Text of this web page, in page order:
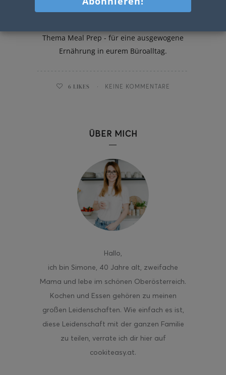
In diesem Workshop bekommst du und
Thema Meal Prep - für eine ausgewogene
Ernährung in eurem Büroalltag.
6 LIKES KEINE KOMMENTARE
ÜBER MICH
Hallo,
ich bin Simone, 40 Jahre alt, zweifache
Mama und lebe im schönen Oberösterreich.
Kochen und Essen gehören zu meinen
großen Leidenschaften. Wie einfach es ist,
diese Leidenschaft mit der ganzen Familie
zu teilen, verrate ich dir hier auf
cookiteasy.at.